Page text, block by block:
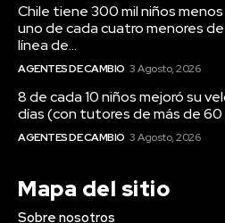
Chile tiene 300 mil niños
uno de cada cuatro menores
línea de...
AGENTES DE CAMBIO 3 Agosto, 2026
8 de cada 10 niños mejoró su
días (con tutores de más de 60
AGENTES DE CAMBIO 3 Agosto, 2026
Mapa del sitio
Sobre nosotros